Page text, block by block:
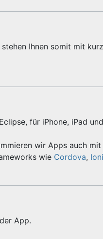
Ihnen somit mit
für iPhone, iPad
wir Apps auch
wie Cordova,
App.